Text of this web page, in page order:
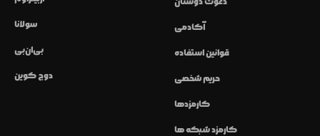
سولانا
بی‌ان‌بی
دوج کوین
آکادمی
قوانین استفاده
حریم شخصی
کارمزدها
کارمزد شبکه ها